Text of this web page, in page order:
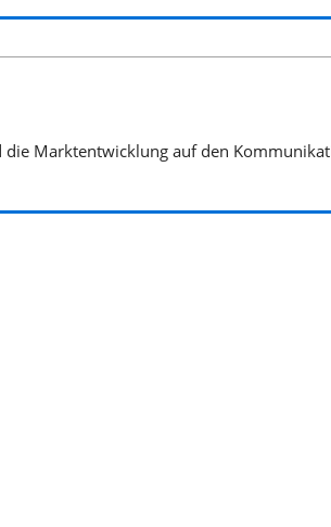
Marktentwicklung auf den